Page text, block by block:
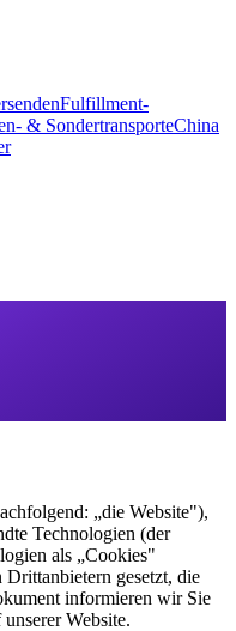
Fulfillment-
& SondertransporteChina
„die Website"),
Technologien (der
als „Cookies"
gesetzt, die
informieren wir Sie
Website.